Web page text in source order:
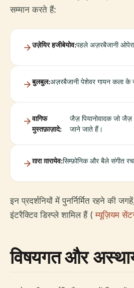
सम्मान करते हैं:
उज़ेयिर हजीबेयोव:पहले अज़रबैजानी
बुलबुल:अज़रबैजानी पेशेवर गायन कला के
वागिफ
मुस्तफ़ाज़ादे:
जैज़ पियानोवादक जो
जाने जाते हैं।
ग़ारा ग़ारायेव:सिम्फ़ोनिक और बैले संगीत
इन प्रदर्शनियों में पुनर्निर्मित रहने की
इंटरैक्टिव डिस्प्ले शामिल हैं (म्यूज़ियम
विषयगत और